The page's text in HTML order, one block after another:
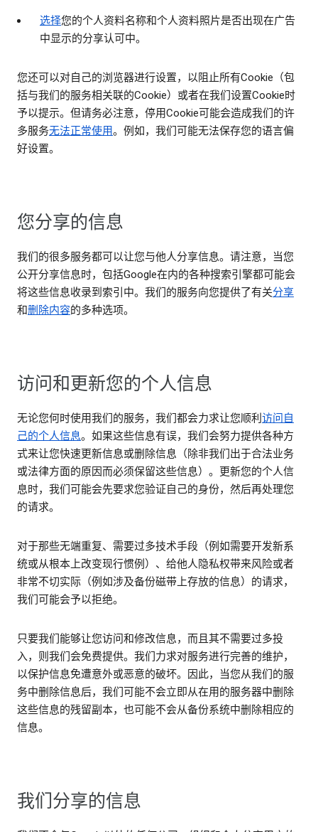
选择您的个人资料名称和个人资料照片是否出现在广告
中显示的分享认可中。
您还可以对自己的浏览器进行设置，以阻止所有Cookie（包
括与我们的服务相关联的Cookie）或者在我们设置Cookie时
予以提示。但请务必注意，停用Cookie可能会造成我们的许
多服务无法正常使用。例如，我们可能无法保存您的语言偏
好设置。
您分享的信息
我们的很多服务都可以让您与他人分享信息。请注意，当您
公开分享信息时，包括Google在内的各种搜索引擎都可能会
将这些信息收录到索引中。我们的服务向您提供了有关分享
和删除内容的多种选项。
访问和更新您的个人信息
无论您何时使用我们的服务，我们都会力求让您顺利 访问自
己的个人信息。如果这些信息有误，我们会努力提供各种方
式来让您快速更新信息或删除信息（除非我们出于合法业务
或法律方面的原因而必须保留这些信息）。更新您的个人信
息时，我们可能会先要求您验证自己的身份，然后再处理您
的请求。
对于那些无端重复、需要过多技术手段（例如需要开发新系
统或从根本上改变现行惯例）、给他人隐私权带来风险或者
非常不切实际（例如涉及备份磁带上存放的信息）的请求，
我们可能会予以拒绝。
只要我们能够让您访问和修改信息，而且其不需要过多投
入，则我们会免费提供。我们力求对服务进行完善的维护，
以保护信息免遭意外或恶意的破坏。因此，当您从我们的服
务中删除信息后，我们可能不会立即从在用的服务器中删除
这些信息的残留副本，也可能不会从备份系统中删除相应的
信息。
我们分享的信息